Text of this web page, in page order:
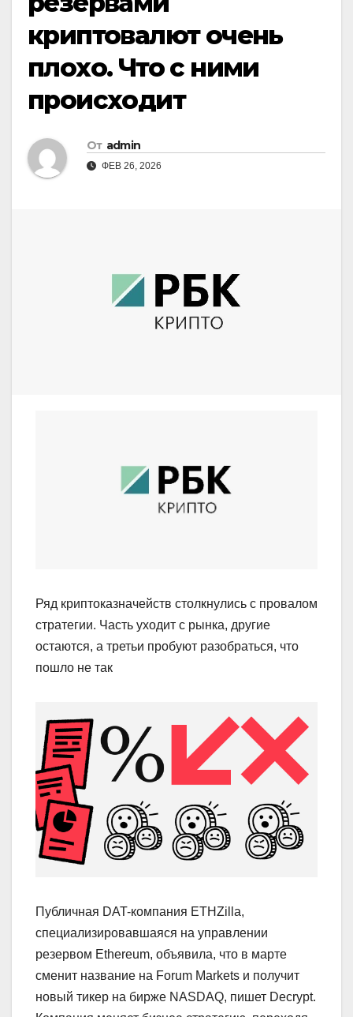
криптовалют очень
плохо. Что с ними
происходит
От admin
ФЕВ 26, 2026
Ряд криптоказначейств столкнулись с провалом
стратегии. Часть уходит с рынка, другие
остаются, а третьи пробуют разобраться, что
пошло не так
Публичная DAT-компания ETHZilla,
специализировавшаяся на управлении
резервом Ethereum, объявила, что в марте
сменит название на Forum Markets и получит
новый тикер на бирже NASDAQ, пишет Decrypt.